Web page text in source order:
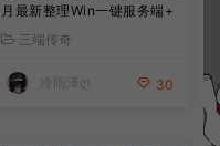
月最新整理Win一键服务端+
PC安卓苹果+详细搭建教程
三端传奇
冷雨泽ღ 30